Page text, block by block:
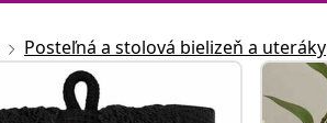
Posteľná a stolová bielizeň a uteráky